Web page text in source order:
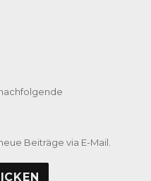
Beiträge via E-Mail.